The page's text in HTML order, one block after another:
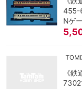
455-
Nゲ
《